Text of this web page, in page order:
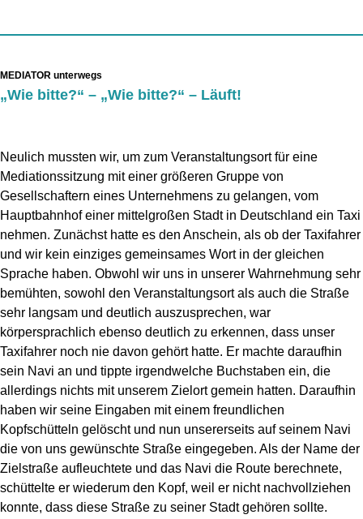
MEDIATOR unterwegs
„Wie bitte?“ – „Wie bitte?“ – Läuft!
Neulich mussten wir, um zum Veranstaltungsort für eine
Mediationssitzung mit einer größeren Gruppe von
Gesellschaftern eines Unternehmens zu gelangen, vom
Hauptbahnhof einer mittelgroßen Stadt in Deutschland ein Taxi
nehmen. Zunächst hatte es den Anschein, als ob der Taxifahrer
und wir kein einziges gemeinsames Wort in der gleichen
Sprache haben. Obwohl wir uns in unserer Wahrnehmung sehr
bemühten, sowohl den Veranstaltungsort als auch die Straße
sehr langsam und deutlich auszusprechen, war
körpersprachlich ebenso deutlich zu erkennen, dass unser
Taxifahrer noch nie davon gehört hatte. Er machte daraufhin
sein Navi an und tippte irgendwelche Buchstaben ein, die
allerdings nichts mit unserem Zielort gemein hatten. Daraufhin
haben wir seine Eingaben mit einem freundlichen
Kopfschütteln gelöscht und nun unsererseits auf seinem Navi
die von uns gewünschte Straße eingegeben. Als der Name der
Zielstraße aufleuchtete und das Navi die Route berechnete,
schüttelte er wiederum den Kopf, weil er nicht nachvollziehen
konnte, dass diese Straße zu seiner Stadt gehören sollte.